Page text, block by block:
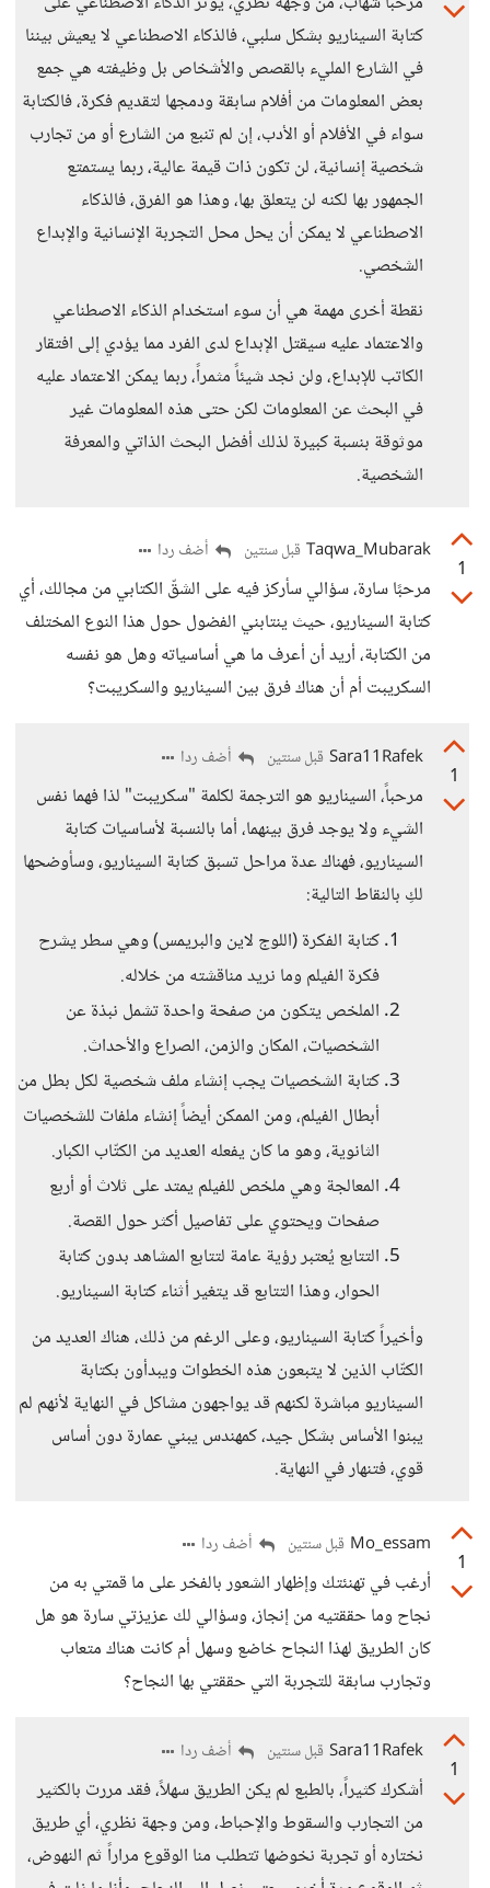
كتابة السيناريو بشكل سلبي، فالذكاء الاصطناعي لا يعيش بيننا
في الشارع المليء بالقصص والأشخاص بل وظيفته هي جمع
بعض المعلومات من أفلام سابقة ودمجها لتقديم فكرة، فالكتابة
سواء في الأفلام أو الأدب، إن لم تنبع من الشارع أو من تجارب
شخصية إنسانية، لن تكون ذات قيمة عالية، ربما يستمتع
الجمهور بها لكنه لن يتعلق بها، وهذا هو الفرق، فالذكاء
الاصطناعي لا يمكن أن يحل محل التجربة الإنسانية والإبداع
الشخصي.
نقطة أخرى مهمة هي أن سوء استخدام الذكاء الاصطناعي
والاعتماد عليه سيقتل الإبداع لدى الفرد مما يؤدي إلى افتقار
الكاتب للإبداع، ولن نجد شيئاً مثمراً، ربما يمكن الاعتماد عليه
في البحث عن المعلومات لكن حتى هذه المعلومات غير
موثوقة بنسبة كبيرة لذلك أفضل البحث الذاتي والمعرفة
الشخصية.
1
Taqwa_Mubarak قبل سنتين أضف ردا
مرحبًا سارة، سؤالي سأركز فيه على الشقّ الكتابي من مجالك، أي
كتابة السيناريو، حيث ينتابني الفضول حول هذا النوع المختلف
من الكتابة، أريد أن أعرف ما هي أساسياته وهل هو نفسه
السكريبت أم أن هناك فرق بين السيناريو والسكريبت؟
1
Sara11Rafek قبل سنتين أضف ردا
مرحباً، السيناريو هو الترجمة لكلمة "سكريبت" لذا فهما نفس
الشيء ولا يوجد فرق بينهما، أما بالنسبة لأساسيات كتابة
السيناريو، فهناك عدة مراحل تسبق كتابة السيناريو، وسأوضحها
لكِ بالنقاط التالية:
كتابة الفكرة (اللوج لاين والبريمس) وهي سطر يشرح
فكرة الفيلم وما نريد مناقشته من خلاله.
الملخص يتكون من صفحة واحدة تشمل نبذة عن
الشخصيات، المكان والزمن، الصراع والأحداث.
كتابة الشخصيات يجب إنشاء ملف شخصية لكل بطل من
أبطال الفيلم، ومن الممكن أيضاً إنشاء ملفات للشخصيات
الثانوية، وهو ما كان يفعله العديد من الكتّاب الكبار.
المعالجة وهي ملخص للفيلم يمتد على ثلاث أو أربع
صفحات ويحتوي على تفاصيل أكثر حول القصة.
التتابع يُعتبر رؤية عامة لتتابع المشاهد بدون كتابة
الحوار، وهذا التتابع قد يتغير أثناء كتابة السيناريو.
وأخيراً كتابة السيناريو، وعلى الرغم من ذلك، هناك العديد من
الكتّاب الذين لا يتبعون هذه الخطوات ويبدأون بكتابة
السيناريو مباشرة لكنهم قد يواجهون مشاكل في النهاية لأنهم لم
يبنوا الأساس بشكل جيد، كمهندس يبني عمارة دون أساس
قوي، فتنهار في النهاية.
1
Mo_essam قبل سنتين أضف ردا
أرغب في تهنئتك وإظهار الشعور بالفخر على ما قمتي به من
نجاح وما حققتيه من إنجاز، وسؤالي لك عزيزتي سارة هو هل
كان الطريق لهذا النجاح خاضع وسهل أم كانت هناك متعاب
وتجارب سابقة للتجربة التي حققتي بها النجاح؟
1
Sara11Rafek قبل سنتين أضف ردا
أشكرك كثيراً، بالطبع لم يكن الطريق سهلاً، فقد مررت بالكثير
من التجارب والسقوط والإحباط، ومن وجهة نظري، أي طريق
نختاره أو تجربة نخوضها تتطلب منا الوقوع مراراً ثم النهوض،